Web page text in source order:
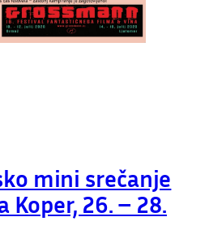
mini srečanje
Koper, 26. – 28.